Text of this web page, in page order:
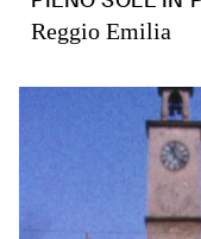
Reggio Emilia